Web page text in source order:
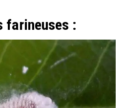
farineuses :